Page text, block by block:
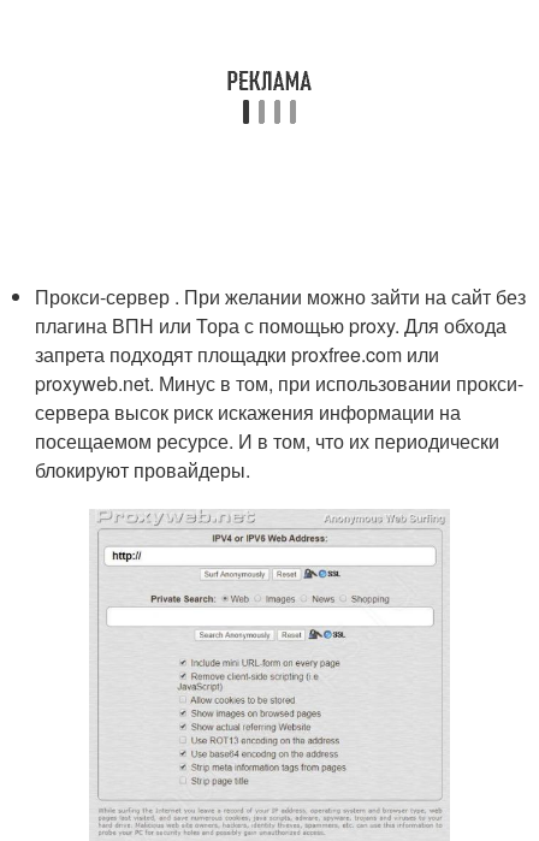
Прокси-сервер . При желании можно зайти на сайт без
плагина ВПН или Тора с помощью proxy. Для обхода
запрета подходят площадки proxfree.com или
proxyweb.net. Минус в том, при использовании прокси-
сервера высок риск искажения информации на
посещаемом ресурсе. И в том, что их периодически
блокируют провайдеры.